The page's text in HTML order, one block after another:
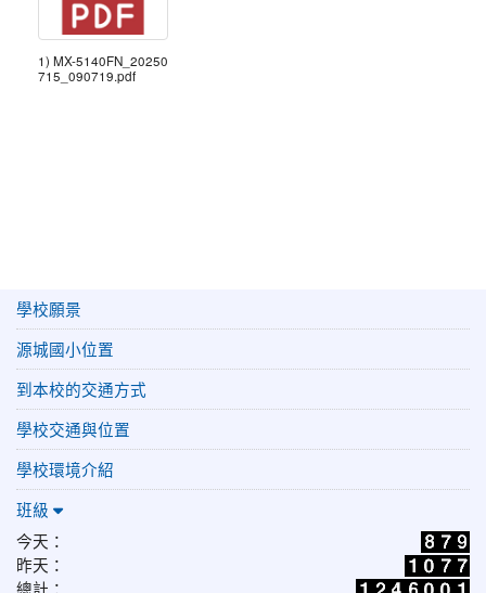
1) MX-5140FN_20250
715_090719.pdf
學校願景
源城國小位置
到本校的交通方式
學校交通與位置
學校環境介紹
班級
今天：
昨天：
總計：